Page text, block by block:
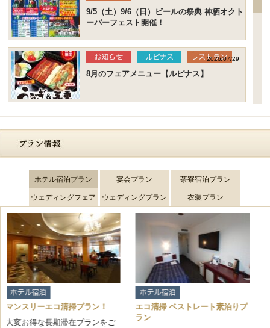
9/5（土）9/6（日）ビールの祭典 神栖オクト
ーバーフェスト開催！
2026/07/29
8月のフェアメニュー【ルピナス】
2026/07/03
7月のフェアメニュー【ルピナス】
2026/06/15
すごくお安く期間限定納涼祭！プラン
2026/06/01
アトンのビアガーデン2026🍻🍖
ホテル宿泊プラン 宴会プラン 茶寮宿泊プラン
ウェディングフェア ウェディングプラン 衣装プラン
コ清掃プラン！
期滞在プランをご
エコ清掃 ベストレート素泊りプ
ラン
エコ清掃 ベ